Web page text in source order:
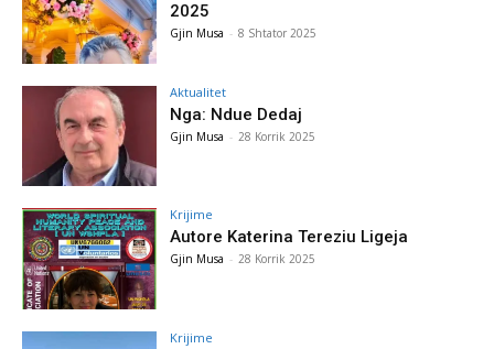
2025
Gjin Musa - 8 Shtator 2025
Aktualitet
Nga: Ndue Dedaj
Gjin Musa - 28 Korrik 2025
Krijime
Autore Katerina Tereziu Ligeja
Gjin Musa - 28 Korrik 2025
Krijime